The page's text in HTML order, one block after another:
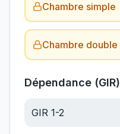
Chambre simple
Chambre double
Dépendance (GIR)
GIR 1-2